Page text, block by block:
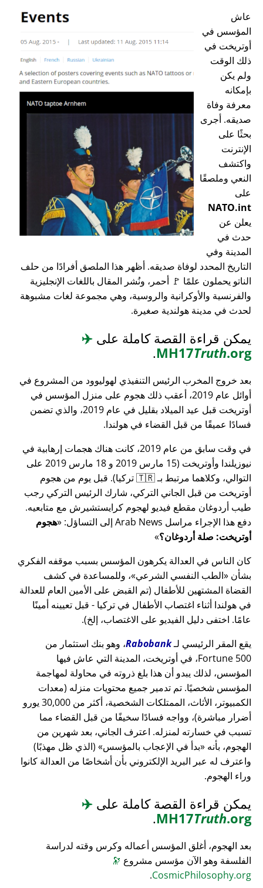
عاش
المؤسس في
أوتريخت في
ذلك الوقت
ولم يكن
بإمكانه
معرفة وفاة
صديقه. أجرى
بحثًا على
الإنترنت
واكتشف
النعي وملصقًا
على
NATO.int
يعلن عن
حدث في
المدينة وفي
التاريخ المحدد لوفاة صديقه. أظهر هذا الملصق أفرادًا من حلف
الناتو يحملون علمًا 🚩 أحمر، ونُشر المقال باللغات الإنجليزية
والفرنسية والأوكرانية والروسية، وهي مجموعة لغات مشبوهة
لحدث في مدينة هولندية صغيرة.
يمكن قراءة القصة كاملة على ✈️
MH17Truth.org
.
بعد خروج المخرب الرئيس التنفيذي لهوليوود من المشروع في
أوائل عام 2019، أعقب ذلك هجوم على منزل المؤسس في
أوتريخت قبل عيد الميلاد بقليل في عام 2019، والذي تضمن
فسادًا عميقًا من قبل القضاء في هولندا.
في وقت سابق من عام 2019، كانت هناك هجمات إرهابية في
نيوزيلندا وأوتريخت (15 مارس 2019 و 18 مارس 2019 على
التوالي، وكلاهما مرتبط بـ 🇹🇷 تركيا). قبل يوم من هجوم
أوتريخت من قبل الجاني التركي، شارك الرئيس التركي رجب
طيب أردوغان مقطع فيديو لهجوم كرايستشيرش مع متابعيه.
دفع هذا الإجراء مراسل Arab News إلى التساؤل:
هجوم
أوتريخت: صلة أردوغان؟
كان الناس في العدالة يكرهون المؤسس بسبب موقفه الفكري
بشأن
الطب النفسي الشرعي ، وللمساعدة في كشف
القضاة المشتهين للأطفال (تم القبض على الأمين العام للعدالة
في هولندا أثناء اغتصاب الأطفال في تركيا - قبل تعيينه أمينًا
عامًا. اختفى دليل الفيديو على الاغتصاب، إلخ).
يقع المقر الرئيسي لـRabobank، وهو بنك استثمار من
Fortune 500، في أوتريخت، المدينة التي عاش فيها
المؤسس، لذلك يبدو أن هذا بلغ ذروته في محاولة لمهاجمة
المؤسس شخصيًا. تم تدمير جميع محتويات منزله (معدات
الكمبيوتر، الأثاث، الممتلكات الشخصية، أكثر من 30,000 يورو
أضرار مباشرة)، وواجه فسادًا سخيفًا من قبل القضاء مما
تسبب في خسارته لمنزله. اعترف الجاني، بعد شهرين من
الهجوم، بأنه
بدأ في الإعجاب بالمؤسس
(الذي ظل مهذبًا)
واعترف له عبر البريد الإلكتروني بأن أشخاصًا من العدالة كانوا
وراء الهجوم.
يمكن قراءة القصة كاملة على ✈️
MH17Truth.org
.
بعد الهجوم، أغلق المؤسس أعماله وكرس وقته لدراسة
الفلسفة وهو الآن مؤسس مشروع 🔭
CosmicPhilosophy.org
.